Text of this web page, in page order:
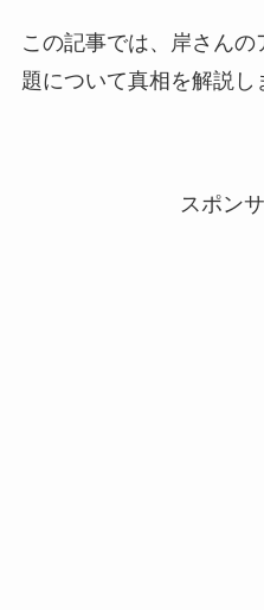
この記事では、岸さん
題について真相を解説し
スポン